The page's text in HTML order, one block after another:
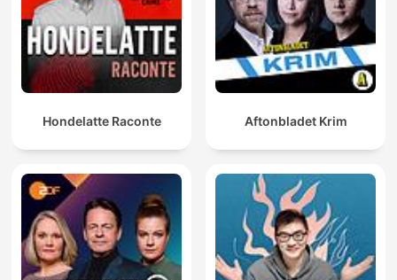
Hondelatte Raconte Aftonbladet Krim